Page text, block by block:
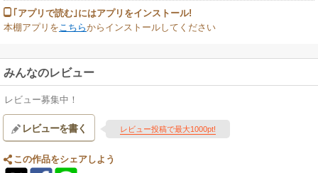
｢アプリで読む｣にはアプリをインストール!
本棚アプリを こちらからインストールしてください
みんなのレビュー
レビュー募集中！
レビューを書く レビュー投稿で最大1000pt!
この作品をシェアしよう